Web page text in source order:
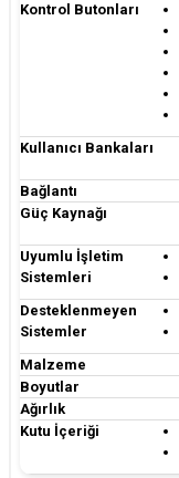
Kontrol Butonları
Kullanıcı Bankaları
Bağlantı
Güç Kaynağı
Uyumlu İşletim
Sistemleri
Desteklenmeyen
Sistemler
Malzeme
Boyutlar
Ağırlık
Kutu İçeriği